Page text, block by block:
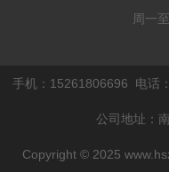
周一
手机：15261806696 电话
公司地址：
Copyright © 2025